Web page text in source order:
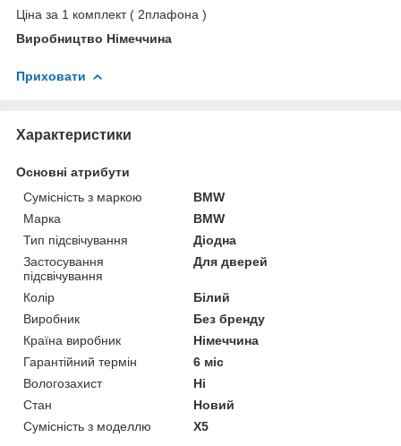
Ціна за 1 комплект ( 2плафона )
Виробництво Німеччина
Приховати
Характеристики
Основні атрибути
Сумісність з маркою
BMW
Марка
BMW
Тип підсвічування
Діодна
Застосування
підсвічування
Для дверей
Колір
Білий
Виробник
Без бренду
Країна виробник
Німеччина
Гарантійний термін
6 міс
Вологозахист
Ні
Стан
Новий
Сумісність з моделлю
X5